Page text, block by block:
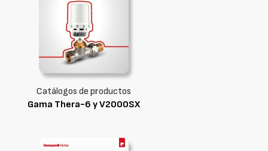
Catálogos de productos
Gama Thera-6 y V2000SX